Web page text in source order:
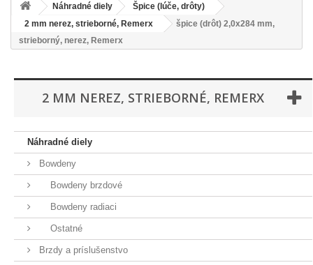
Náhradné diely
Špice (lúče, drôty)
2 mm nerez, strieborné, Remerx
špice (drôt) 2,0x284 mm,
strieborný, nerez, Remerx
2 MM NEREZ, STRIEBORNÉ, REMERX
Náhradné diely
Bowdeny
Bowdeny brzdové
Bowdeny radiaci
Ostatné
Brzdy a príslušenstvo